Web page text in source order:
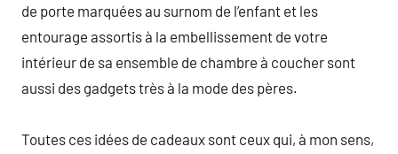
de porte marquées au surnom de l’enfant et les
entourage assortis à la embellissement de votre
intérieur de sa ensemble de chambre à coucher sont
aussi des gadgets très à la mode des pères.
Toutes ces idées de cadeaux sont ceux qui, à mon sens,